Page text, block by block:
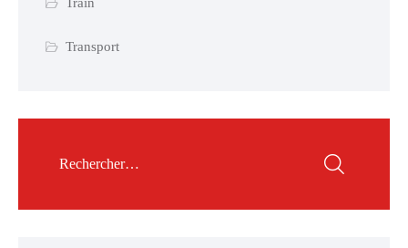
Transport